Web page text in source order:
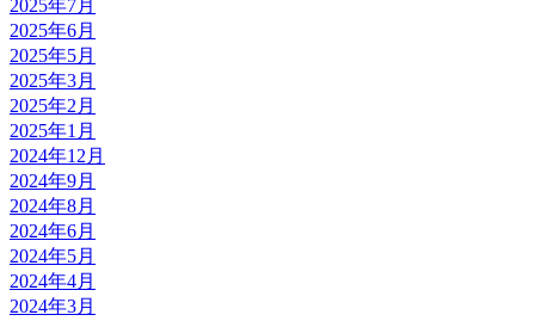
2025年7月
2025年6月
2025年5月
2025年3月
2025年2月
2025年1月
2024年12月
2024年9月
2024年8月
2024年6月
2024年5月
2024年4月
2024年3月